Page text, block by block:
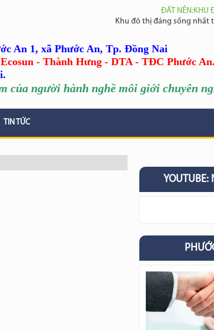
ĐẤT NỀN:KHU
Khu đô thị đáng sống nhất
An 1, xã Phước An, Tp. Đồng Nai
- Thành Hưng - DTA - TĐC Phước An.
của người hành nghề môi giới chuyên
TIN TỨC
YOUTUBE: